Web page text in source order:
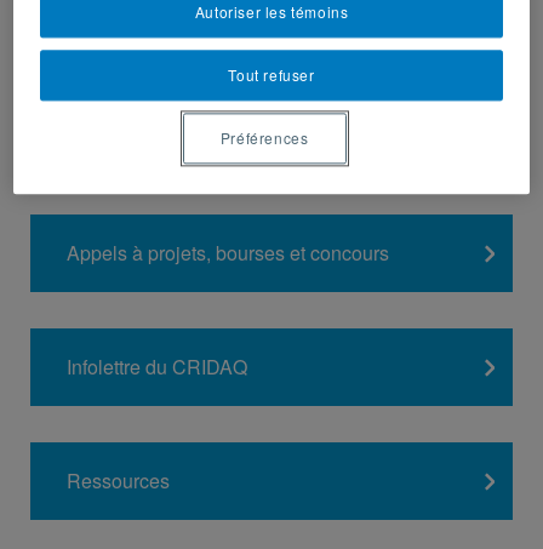
Appels à contributions
Appels à projets, bourses et concours
Infolettre du CRIDAQ
Ressources
Tout refuser
Autoriser les témoins
Préférences